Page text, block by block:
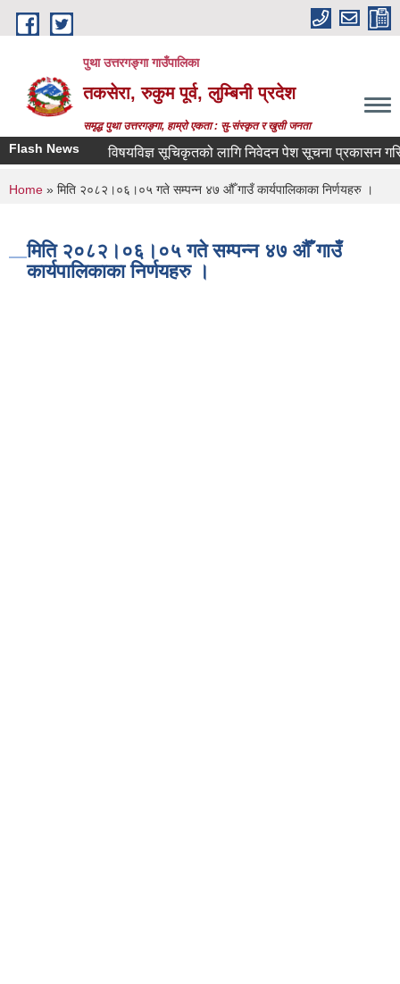
Skip to main content
पुथा उत्तरगङ्गा गाउँपालिका
तकसेरा, रुकुम पूर्व, लुम्बिनी प्रदेश
समृद्ध पुथा उत्तरगङ्गा, हाम्रो एकता : सु-संस्कृत र खुसी जनता
Flash News विषयविज्ञ सूचिकृतको लागि निवेदन पेश सूचना प्रकासन गरिएको
You are here
Home » मिति २०८२।०६।०५ गते सम्पन्न ४७ औँ गाउँ कार्यपालिकाका निर्णयहरु ।
मिति २०८२।०६।०५ गते सम्पन्न ४७ औँ गाउँ
कार्यपालिकाका निर्णयहरु ।